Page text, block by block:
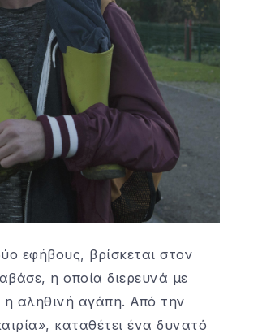
εφήβους, βρίσκεται στον
η οποία διερευνά με
η αληθινή αγάπη. Από την
καταθέτει ένα δυνατό